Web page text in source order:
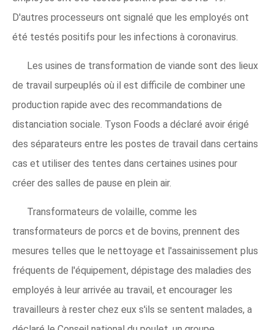
D'autres processeurs ont signalé que les employés ont
été testés positifs pour les infections à coronavirus.
Les usines de transformation de viande sont des lieux
de travail surpeuplés où il est difficile de combiner une
production rapide avec des recommandations de
distanciation sociale. Tyson Foods a déclaré avoir érigé
des séparateurs entre les postes de travail dans certains
cas et utiliser des tentes dans certaines usines pour
créer des salles de pause en plein air.
Transformateurs de volaille, comme les
transformateurs de porcs et de bovins, prennent des
mesures telles que le nettoyage et l'assainissement plus
fréquents de l'équipement, dépistage des maladies des
employés à leur arrivée au travail, et encourager les
travailleurs à rester chez eux s'ils se sentent malades, a